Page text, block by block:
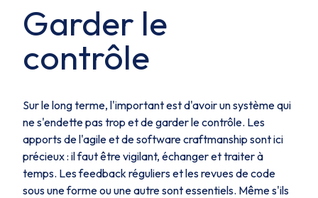
Garder le
contrôle
Sur le long terme, l'important est d'avoir un système qui
ne s'endette pas trop et de garder le contrôle. Les
apports de l'agile et de software craftmanship sont ici
précieux : il faut être vigilant, échanger et traiter à
temps. Les feedback réguliers et les revues de code
sous une forme ou une autre sont essentiels. Même s'ils